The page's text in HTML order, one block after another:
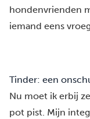
hondenvrienden
iemand eens
Tinder: een
Nu moet ik erbij
pot pist. Mijn